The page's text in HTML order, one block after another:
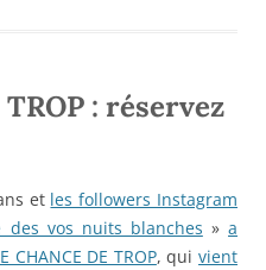
: réservez
et les followers Instagram
des vos nuits blanches »a
DE TROP, quivient